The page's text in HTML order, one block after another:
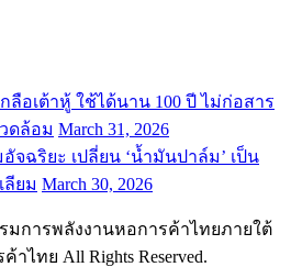
กลือเต้าหู้ ใช้ได้นาน 100 ปี ไม่ก่อสาร
ดล้อม March 31, 2026
จฉริยะ เปลี่ยน ‘น้ำมันปาล์ม’ เป็น
ยม March 30, 2026
มการพลังงานหอการค้าไทยภายใต้
ไทย All Rights Reserved.